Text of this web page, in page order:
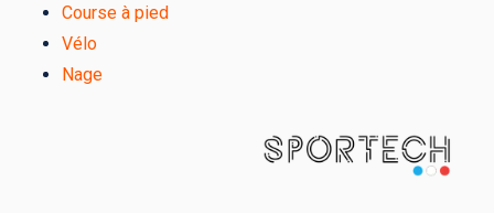
Course à pied
Vélo
Nage